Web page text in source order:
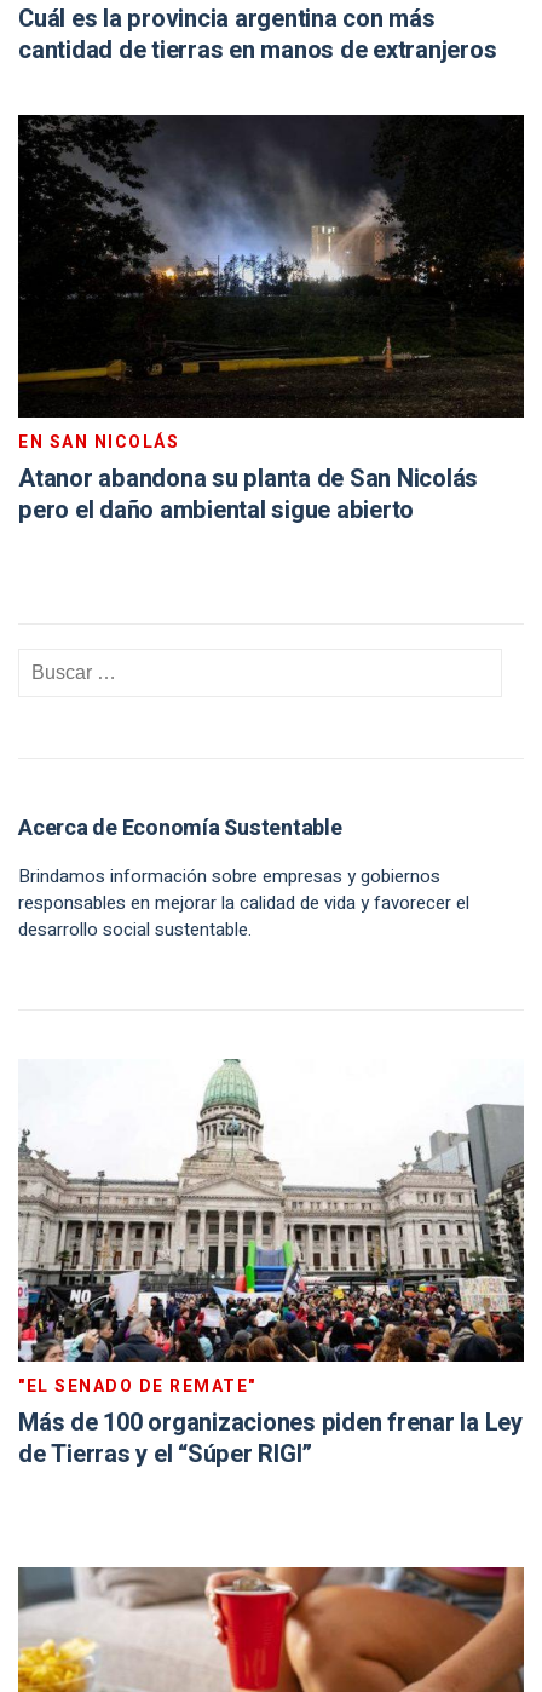
Cuál es la provincia argentina con más
cantidad de tierras en manos de extranjeros
EN SAN NICOLÁS
Atanor abandona su planta de San Nicolás
pero el daño ambiental sigue abierto
Acerca de Economía Sustentable
Brindamos información sobre empresas y gobiernos
responsables en mejorar la calidad de vida y favorecer el
desarrollo social sustentable.
"EL SENADO DE REMATE"
Más de 100 organizaciones piden frenar la Ley
de Tierras y el “Súper RIGI”